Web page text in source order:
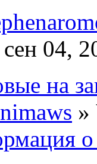
04,
на
»
о